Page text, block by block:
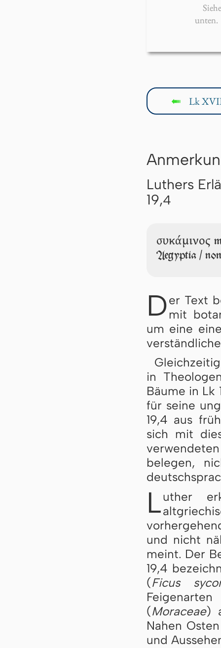
unten.
↤ Lk
Luthers
19,4
συκάμινος
Aegyptia /
Der Text
mit
um eine
in
Bäume in Lk
für seine
19,4 aus
sich mit
belegen,
Luther
und nicht
meint. Der
19,4
(Ficus
(Moraceae)
Nahen
und